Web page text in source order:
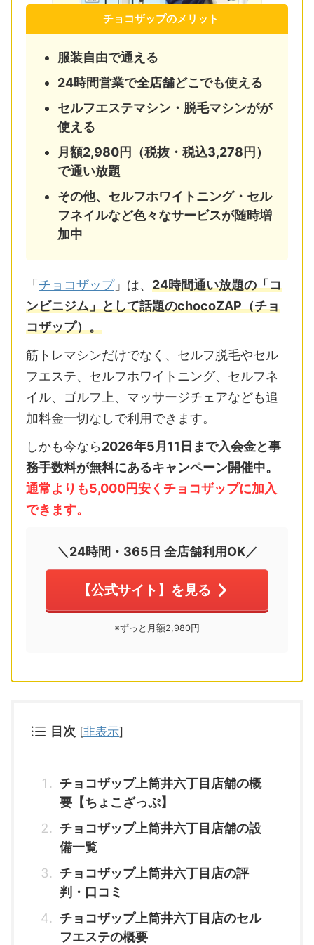
チョコザップのメリット
服装自由で通える
24時間営業で全店舗どこでも使える
セルフエステマシン・脱毛マシンがが
使える
月額2,980円（税抜・税込3,278円）
で通い放題
その他、セルフホワイトニング・セル
フネイルなど色々なサービスが随時増
加中
「 チョコザップ」は、 24時間通い放題の「コ
ンビニジム」として話題のchocoZAP（チョ
コザップ）。
筋トレマシンだけでなく、セルフ脱毛やセル
フエステ、セルフホワイトニング、セルフネ
イル、ゴルフ上、マッサージチェアなども追
加料金一切なしで利用できます。
しかも今なら2026年5月11日まで入会金と事
務手数料が無料にあるキャンペーン開催中。
通常よりも5,000円安くチョコザップに加入
できます。
＼24時間・365日 全店舗利用OK／
【公式サイト】を見る
※ずっと月額2,980円
目次 [非表示]
チョコザップ上筒井六丁目店舗の概
要【ちょこざっぷ】
チョコザップ上筒井六丁目店舗の設
備一覧
チョコザップ上筒井六丁目店の評
判・口コミ
チョコザップ上筒井六丁目店のセル
フエステの概要